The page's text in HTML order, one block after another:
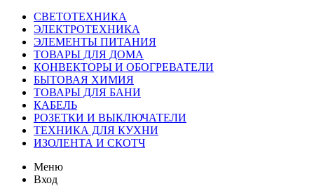
СВЕТОТЕХНИКА
ЭЛЕКТРОТЕХНИКА
ЭЛЕМЕНТЫ ПИТАНИЯ
ТОВАРЫ ДЛЯ ДОМА
КОНВЕКТОРЫ И ОБОГРЕВАТЕЛИ
БЫТОВАЯ ХИМИЯ
ТОВАРЫ ДЛЯ БАНИ
КАБЕЛЬ
РОЗЕТКИ И ВЫКЛЮЧАТЕЛИ
ТЕХНИКА ДЛЯ КУХНИ
ИЗОЛЕНТА И СКОТЧ
Меню
Вход